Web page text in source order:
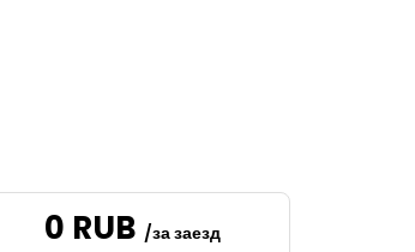
0 RUB /за заезд